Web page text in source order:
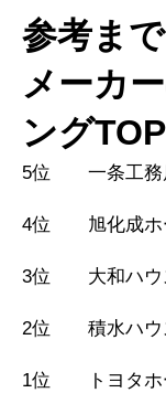
参考ま
メーカ
ング
5位 一条工務
4位 旭化成ホ
3位 大和ハウ
2位 積水ハウ
1位 トヨタホ